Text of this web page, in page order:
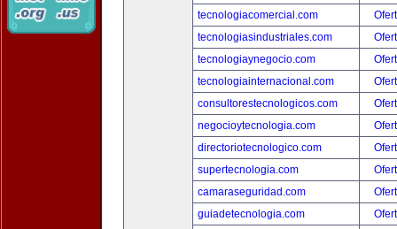
tecnologiacomercial.com
tecnologiasindustriales.com
tecnologiaynegocio.com
tecnologiainternacional.com
consultorestecnologicos.com
negocioytecnologia.com
directoriotecnologico.com
supertecnologia.com
camaraseguridad.com
guiadetecnologia.com